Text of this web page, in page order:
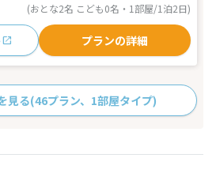
(おとな2名 こども0名・1部屋/1泊2日)
プランの詳細
見る(46プラン、1部屋タイプ)